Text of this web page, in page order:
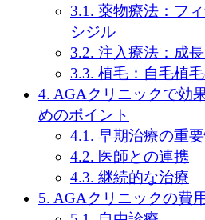
3.1. 薬物療法：フ
シジル
3.2. 注入療法：成
3.3. 植毛：自毛植
4. AGAクリニックで効
めのポイント
4.1. 早期治療の重
4.2. 医師との連携
4.3. 継続的な治療
5. AGAクリニックの費